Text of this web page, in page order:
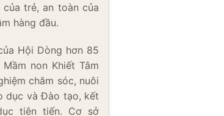
trẻ, an toàn của
hàng đầu.
Hội Dòng hơn 85
non Khiết Tâm
chăm sóc, nuôi
dục và Đào tạo, kết
tiên tiến. Cơ sở